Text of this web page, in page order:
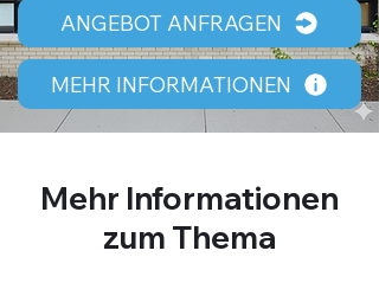
ANGEBOT ANFRAGEN
MEHR INFORMATIONEN
Mehr Informationen
zum Thema